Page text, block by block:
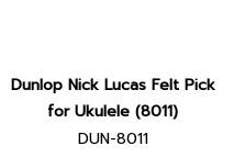
Dunlop Nick Lucas Felt Pick
for Ukulele (8011)
DUN-8011